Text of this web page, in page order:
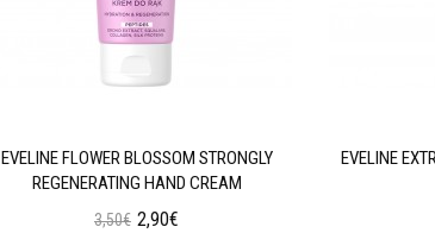
EVELINE FLOWER BLOSSOM STRONGLY
REGENERATING HAND CREAM
3,50€ 2,90€
EVELINE